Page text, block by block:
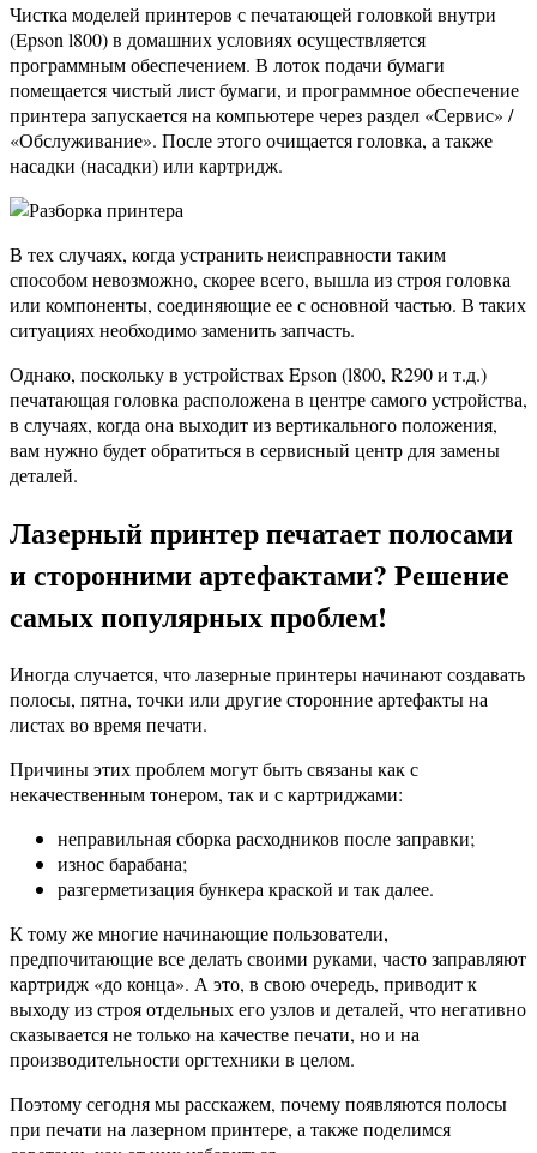
Чистка моделей принтеров с печатающей головкой внутри
(Epson l800) в домашних условиях осуществляется
программным обеспечением. В лоток подачи бумаги
помещается чистый лист бумаги, и программное обеспечение
принтера запускается на компьютере через раздел «Сервис» /
«Обслуживание». После этого очищается головка, а также
насадки (насадки) или картридж.
В тех случаях, когда устранить неисправности таким
способом невозможно, скорее всего, вышла из строя головка
или компоненты, соединяющие ее с основной частью. В таких
ситуациях необходимо заменить запчасть.
Однако, поскольку в устройствах Epson (l800, R290 и т.д.)
печатающая головка расположена в центре самого устройства,
в случаях, когда она выходит из вертикального положения,
вам нужно будет обратиться в сервисный центр для замены
деталей.
Лазерный принтер печатает полосами
и сторонними артефактами? Решение
самых популярных проблем!
Иногда случается, что лазерные принтеры начинают создавать
полосы, пятна, точки или другие сторонние артефакты на
листах во время печати.
Причины этих проблем могут быть связаны как с
некачественным тонером, так и с картриджами:
неправильная сборка расходников после заправки;
износ барабана;
разгерметизация бункера краской и так далее.
К тому же многие начинающие пользователи,
предпочитающие все делать своими руками, часто заправляют
картридж «до конца». А это, в свою очередь, приводит к
выходу из строя отдельных его узлов и деталей, что негативно
сказывается не только на качестве печати, но и на
производительности оргтехники в целом.
Поэтому сегодня мы расскажем, почему появляются полосы
при печати на лазерном принтере, а также поделимся